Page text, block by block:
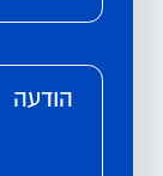
הודעה